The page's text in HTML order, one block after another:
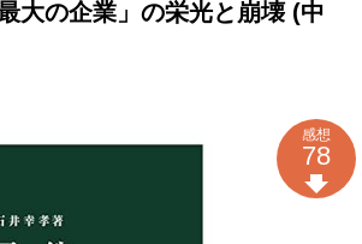
大の企業」の栄光と崩壊 (中
感想
78